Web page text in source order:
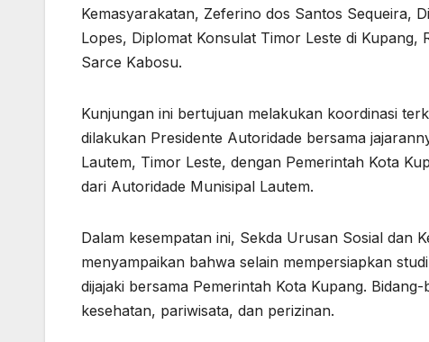
Kemasyarakatan, Zeferino dos Santos Sequeira,
Lopes, Diplomat Konsulat Timor Leste di
Sarce Kabosu.
Kunjungan ini bertujuan melakukan koordinasi
dilakukan Presidente Autoridade bersama
Lautem, Timor Leste, dengan Pemerintah Kota
dari Autoridade Munisipal Lautem.
Dalam kesempatan ini, Sekda Urusan Sosial dan
menyampaikan bahwa selain mempersiapkan
dijajaki bersama Pemerintah Kota Kupang.
kesehatan, pariwisata, dan perizinan.